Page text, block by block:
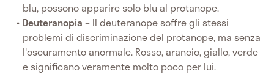
blu, possono apparire solo blu al protanope.
Deuteranopia – Il deuteranope soffre gli stessi
problemi di discriminazione del protanope, ma senza
l'oscuramento anormale. Rosso, arancio, giallo, verde
e significano veramente molto poco per lui.